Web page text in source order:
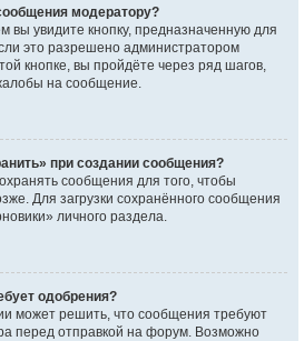
модератору?
увидите кнопку, предназначенную для
это разрешено администратором
кнопке, вы пройдёте через ряд шагов,
на сообщение.
при создании сообщения?
сообщения для того, чтобы
Для загрузки сохранённого сообщения
личного раздела.
одобрения?
может решить, что сообщения требуют
перед отправкой на форум. Возможно